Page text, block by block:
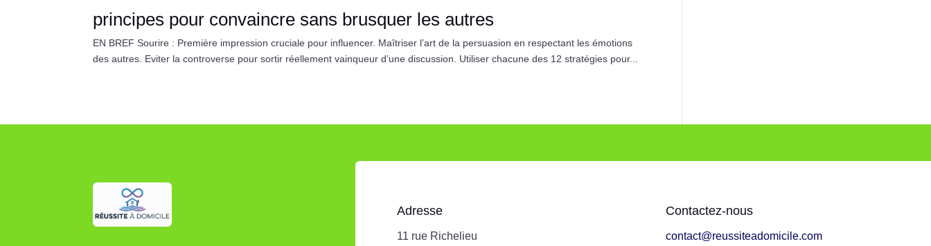
principes pour convaincre sans brusquer les autres
EN BREF Sourire : Première impression cruciale pour influencer. Maîtriser l’art de la persuasion en respectant les émotions
des autres. Eviter la controverse pour sortir réellement vainqueur d’une discussion. Utiliser chacune des 12 stratégies pour...
Adresse
11 rue Richelieu
Contactez-nous
contact@reussiteadomicile.com